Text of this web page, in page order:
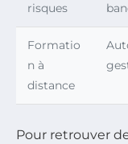
risques
Formatio
n à
distance
Pour retrouver